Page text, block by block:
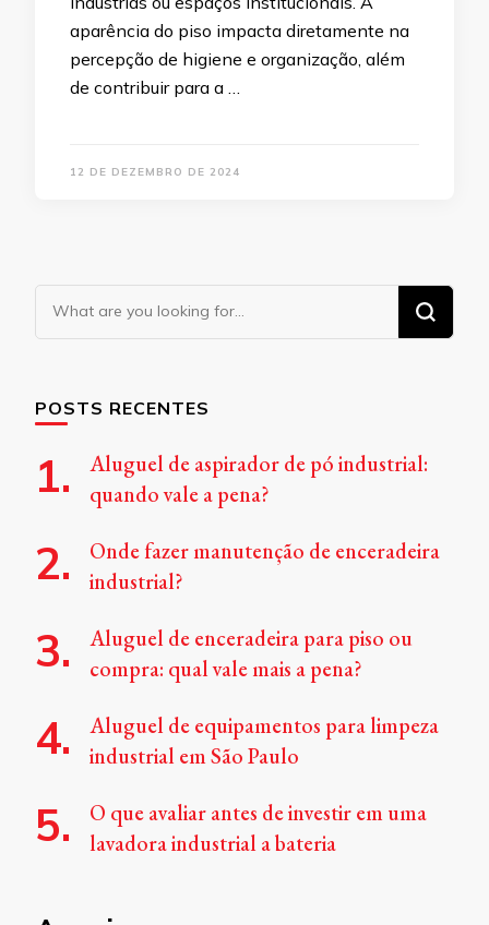
aparência do piso impacta diretamente na
percepção de higiene e organização, além
de contribuir para a …
12 DE DEZEMBRO DE 2024
Looking
for
POSTS RECENTES
Aluguel de aspirador de pó industrial:
quando vale a pena?
Onde fazer manutenção de enceradeira
industrial?
Aluguel de enceradeira para piso ou
compra: qual vale mais a pena?
Aluguel de equipamentos para limpeza
industrial em São Paulo
O que avaliar antes de investir em uma
lavadora industrial a bateria